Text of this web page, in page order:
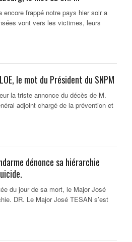
encore frappé notre pays hier soir a
vont vers les victimes, leurs
le mot du Président du SNPM
la triste annonce du décès de M.
adjoint chargé de la prévention et
dénonce sa hiérarchie
du jour de sa mort, le Major José
DR. Le Major José TESAN s’est